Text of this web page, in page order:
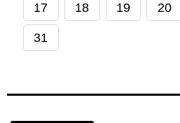
17 18 19 20
31